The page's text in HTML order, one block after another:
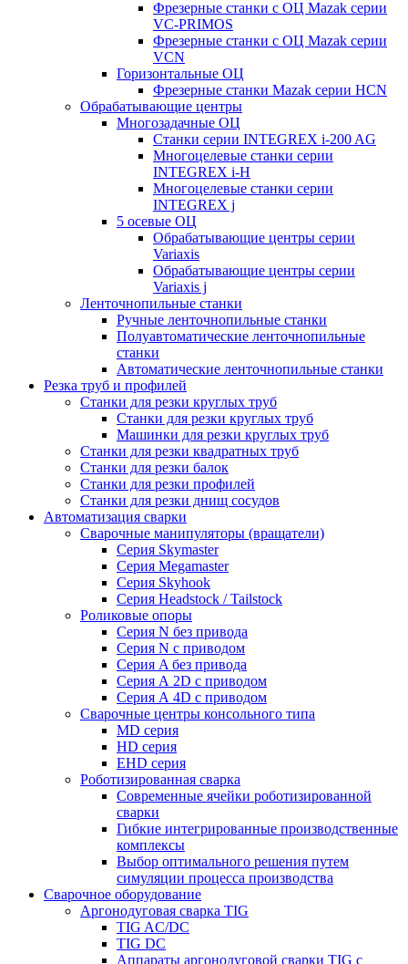
Фрезерные станки с ОЦ Mazak серии
VC-PRIMOS
Фрезерные станки с ОЦ Mazak серии
VCN
Горизонтальные ОЦ
Фрезерные станки Mazak серии HCN
Обрабатывающие центры
Многозадачные ОЦ
Cтанки серии INTEGREX i-200 AG
Многоцелевые станки серии
INTEGREX i-H
Многоцелевые станки серии
INTEGREX j
5 осевые ОЦ
Обрабатывающие центры серии
Variaxis
Обрабатывающие центры серии
Variaxis j
Ленточнопильные станки
Ручные ленточнопильные станки
Полуавтоматические ленточнопильные
станки
Автоматические ленточнопильные станки
Резка труб и профилей
Станки для резки круглых труб
Станки для резки круглых труб
Машинки для резки круглых труб
Станки для резки квадратных труб
Станки для резки балок
Станки для резки профилей
Станки для резки днищ сосудов
Автоматизация сварки
Сварочные манипуляторы (вращатели)
Серия Skymaster
Серия Megamaster
Серия Skyhook
Серия Headstock / Tailstock
Роликовые опоры
Серия N без привода
Серия N с приводом
Серия A без привода
Серия А 2D с приводом
Серия А 4D с приводом
Сварочные центры консольного типа
MD серия
HD серия
EHD серия
Роботизированная сварка
Современные ячейки роботизированной
сварки
Гибкие интегрированные производственные
комплексы
Выбор оптимального решения путем
симуляции процесса производства
Сварочное оборудование
Аргонодуговая сварка TIG
TIG AC/DC
TIG DC
Аппараты аргонодуговой сварки TIG с